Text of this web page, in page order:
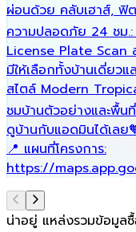
ผ่อนด้วย คลับเฮาส์, ฟิ
ความปลอดภัย 24 ชม.:
License Plate Scan
มีให้เลือกทั้งบ้านเดี่ยว
สไตล์ Modern
ชมบ้านตัวอย่างและพื้น
ดูบ้านกับแอดมินได้เล
📍 แผนที่โครงการ:
https://
น่าอยู่ แหล่งรวมข้อมูล